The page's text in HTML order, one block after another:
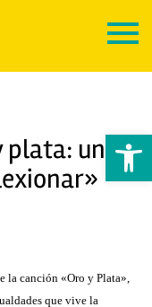
Abrir
plata: una
la canción «Oro y Plata»,
que vive la